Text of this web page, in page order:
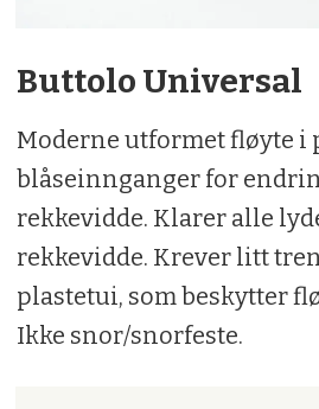
Buttolo Universal
Moderne utformet fløyte i
blåseinnganger for
rekkevidde. Klarer alle
rekkevidde. Krever litt
plastetui, som beskytter
Ikke snor/snorfeste.